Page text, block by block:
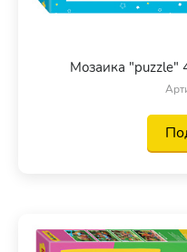
Мозаика "puzzle"